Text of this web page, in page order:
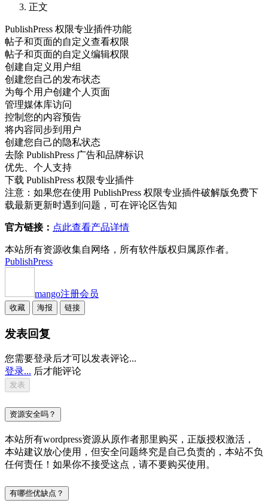
正文
PublishPress 权限专业插件功能
帖子和页面的自定义查看权限
帖子和页面的自定义编辑权限
创建自定义用户组
创建您自己的发布状态
为每个用户创建个人页面
管理媒体库访问
控制您的内容预告
将内容同步到用户
创建您自己的隐私状态
去除 PublishPress 广告和品牌标识
优先、个人支持
下载 PublishPress 权限专业插件
注意：如果您在使用 PublishPress 权限专业插件破解版免费下
载最新更新时遇到问题，可在评论区告知
官方链接： 点此查看产品详情
本站所有资源收集自网络，所有软件版权归属原作者。
PublishPress
mango注册会员
收藏 海报 链接
发表回复
您需要登录后才可以发表评论...
登录... 后才能评论
资源安全吗？
本站所有wordpress资源从原作者那里购买，正版授权激活，
本站建议放心使用，但安全问题终究是自己负责的，本站不负
任何责任！如果你不接受这点，请不要购买使用。
有哪些优缺点？